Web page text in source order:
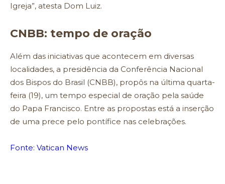
Igreja”, atesta Dom Luiz.
CNBB: tempo de oração
Além das iniciativas que acontecem em diversas
localidades, a presidência da Conferência Nacional
dos Bispos do Brasil (CNBB), propôs na última quarta-
feira (19), um tempo especial de oração pela saúde
do Papa Francisco. Entre as propostas está a inserção
de uma prece pelo pontífice nas celebrações.
Fonte: Vatican News